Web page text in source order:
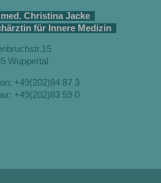
Christina Jacke
für Innere Medizin
Wuppertal
+49(202)84 87 3
+49(202)83 59 0